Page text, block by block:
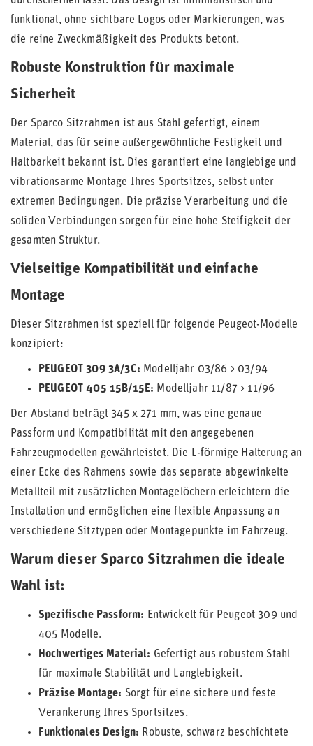
funktional, ohne sichtbare Logos oder Markierungen, was
die reine Zweckmäßigkeit des Produkts betont.
Robuste Konstruktion für maximale
Sicherheit
Der Sparco Sitzrahmen ist aus Stahl gefertigt, einem
Material, das für seine außergewöhnliche Festigkeit und
Haltbarkeit bekannt ist. Dies garantiert eine langlebige und
vibrationsarme Montage Ihres Sportsitzes, selbst unter
extremen Bedingungen. Die präzise Verarbeitung und die
soliden Verbindungen sorgen für eine hohe Steifigkeit der
gesamten Struktur.
Vielseitige Kompatibilität und einfache
Montage
Dieser Sitzrahmen ist speziell für folgende Peugeot-Modelle
konzipiert:
PEUGEOT 309 3A/3C: Modelljahr 03/86 > 03/94
PEUGEOT 405 15B/15E: Modelljahr 11/87 > 11/96
Der Abstand beträgt 345 x 271 mm, was eine genaue
Passform und Kompatibilität mit den angegebenen
Fahrzeugmodellen gewährleistet. Die L-förmige Halterung an
einer Ecke des Rahmens sowie das separate abgewinkelte
Metallteil mit zusätzlichen Montagelöchern erleichtern die
Installation und ermöglichen eine flexible Anpassung an
verschiedene Sitztypen oder Montagepunkte im Fahrzeug.
Warum dieser Sparco Sitzrahmen die ideale
Wahl ist:
Spezifische Passform: Entwickelt für Peugeot 309 und
405 Modelle.
Hochwertiges Material: Gefertigt aus robustem Stahl
für maximale Stabilität und Langlebigkeit.
Präzise Montage: Sorgt für eine sichere und feste
Verankerung Ihres Sportsitzes.
Funktionales Design: Robuste, schwarz beschichtete